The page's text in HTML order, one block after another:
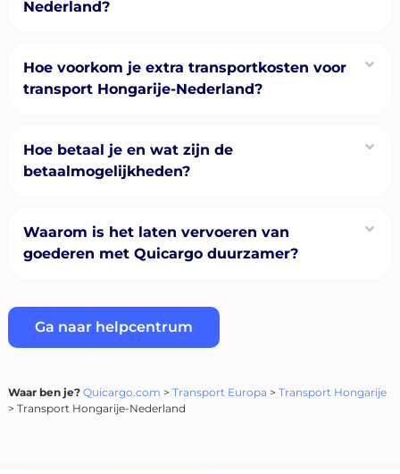
Nederland?
Hoe voorkom je extra transportkosten voor
transport Hongarije-Nederland?
Hoe betaal je en wat zijn de
betaalmogelijkheden?
Waarom is het laten vervoeren van
goederen met Quicargo duurzamer?
Ga naar helpcentrum
Waar ben je? Quicargo.com > Transport Europa > Transport Hongarije
> Transport Hongarije-Nederland